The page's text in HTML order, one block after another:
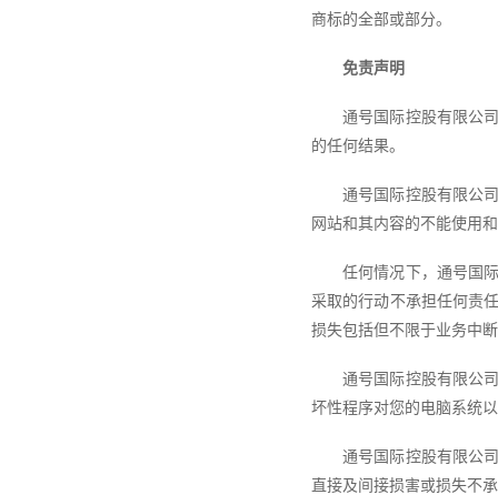
商标的全部或部分。
免责声明
通号国际控股有限公
的任何结果。
通号国际控股有限公
网站和其内容的不能使用
任何情况下，通号国
采取的行动不承担任何责
损失包括但不限于业务中
通号国际控股有限公
坏性程序对您的电脑系统
通号国际控股有限公
直接及间接损害或损失不